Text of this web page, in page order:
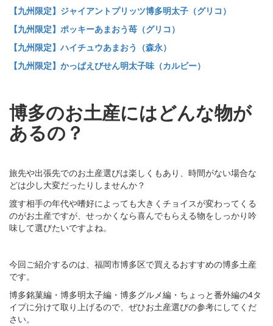
【九州限定】ジャイアントプリッツ博多明太子（グリコ）
【九州限定】ポッキーあまおう苺（グリコ）
【九州限定】ハイチュウあまおう（森永）
【九州限定】かっぱえびせん明太子味（カルビー）
博多のお土産にはどんな物が
あるの？
旅先や出張先でのお土産選びは楽しくもあり、時間がない場合な
どは少し大変だったりしませんか？
渡す相手の年代や嗜好によっても大きくチョイスが変わってくる
のがお土産ですが、せっかくなら喜んでもらえる物をしっかり吟
味して選びたいですよね。
今回ご紹介するのは、福岡市博多区で買えるおすすめの博多土産
です。
博多銘菓編・博多明太子編・博多グルメ編・ちょっと番外編の4タ
イプに分けて取り上げるので、ぜひお土産選びの参考にしてくだ
さい。